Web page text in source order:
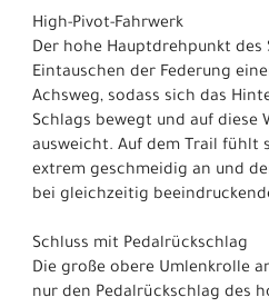
High-Pivot-Fahrwerk
Der hohe Hauptdrehpunkt des
Eintauschen der Federung
Achsweg, sodass sich das
Schlags bewegt und auf diese
ausweicht. Auf dem Trail fühlt
extrem geschmeidig an und
bei gleichzeitig
Schluss mit Pedalrückschlag
Die große obere Umlenkrolle
nur den Pedalrückschlag des